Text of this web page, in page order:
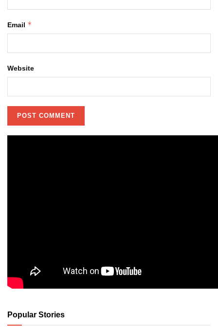
Email *
Website
Popular Stories